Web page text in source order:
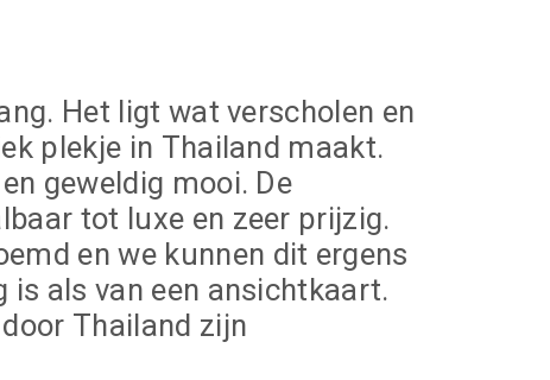
Het ligt wat verscholen en
plekje in Thailand maakt.
geweldig mooi. De
tot luxe en zeer prijzig.
en we kunnen dit ergens
als van een ansichtkaart.
Thailand zijn